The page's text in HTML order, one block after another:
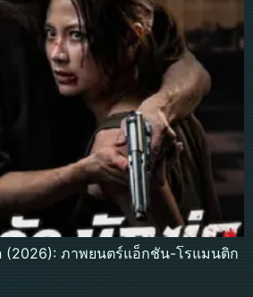
(2026): ภาพยนตร์แอ็กชัน-โรแมนติก